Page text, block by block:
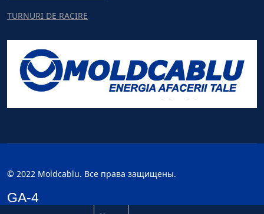
TURNURI DE RACIRE
© 2022 Moldcablu. Все права защищены.
GA-4